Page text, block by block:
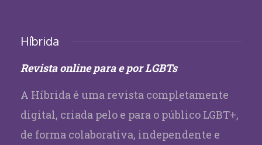
Híbrida
Revista online para e por LGBTs
A Híbrida é uma revista completamente
digital, criada pelo e para o público LGBT+,
de forma colaborativa, independente e